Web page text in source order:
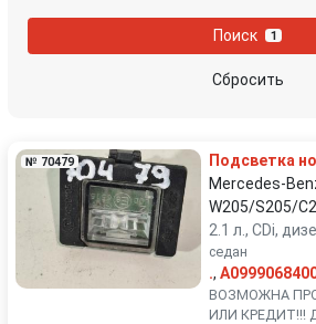
Nissan
SEAT
Smart
Subaru
Поиск 1
Сбросить
№ 70479
Подсветка
Mercedes-
W205/S205/
2.1 л., CDi,
седан
.,
ВОЗМОЖНА
ИЛИ КРЕДИТ!!!